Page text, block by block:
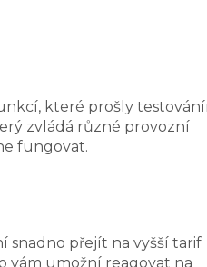
které prošly
zvládá různé provozní
fungovat.
snadno přejít na vyšší tarif
vám umožní reagovat na